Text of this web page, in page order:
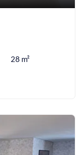
28 m²